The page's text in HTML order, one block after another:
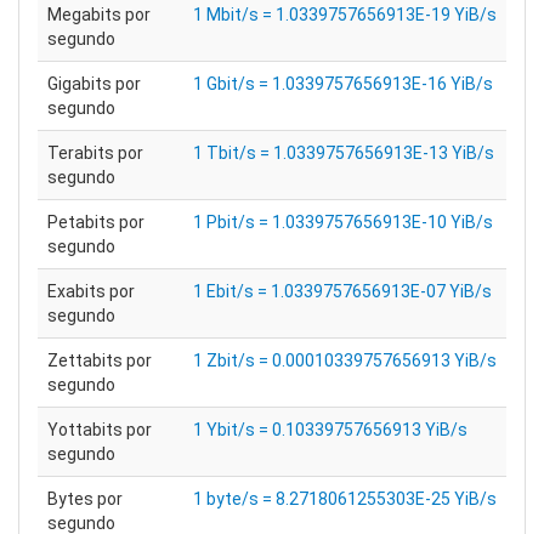
Megabits por
segundo
1 Mbit/s = 1.0339757656913E-19 YiB/s
Gigabits por
segundo
1 Gbit/s = 1.0339757656913E-16 YiB/s
Terabits por
segundo
1 Tbit/s = 1.0339757656913E-13 YiB/s
Petabits por
segundo
1 Pbit/s = 1.0339757656913E-10 YiB/s
Exabits por
segundo
1 Ebit/s = 1.0339757656913E-07 YiB/s
Zettabits por
segundo
1 Zbit/s = 0.00010339757656913 YiB/s
Yottabits por
segundo
1 Ybit/s = 0.10339757656913 YiB/s
Bytes por
segundo
1 byte/s = 8.2718061255303E-25 YiB/s